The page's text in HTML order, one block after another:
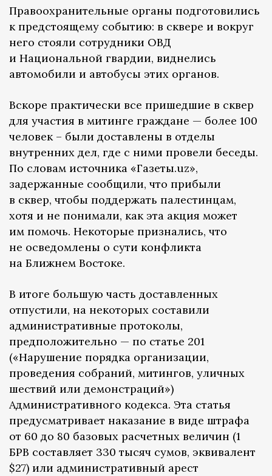
Правоохранительные органы подготовились
к предстоящему событию: в сквере и вокруг
него стояли сотрудники ОВД
и Национальной гвардии, виднелись
автомобили и автобусы этих органов.
Вскоре практически все пришедшие в сквер
для участия в митинге граждане — более 100
человек – были доставлены в отделы
внутренних дел, где с ними провели беседы.
По словам источника «Газеты.uz»,
задержанные сообщили, что прибыли
в сквер, чтобы поддержать палестинцам,
хотя и не понимали, как эта акция может
им помочь. Некоторые признались, что
не осведомлены о сути конфликта
на Ближнем Востоке.
В итоге большую часть доставленных
отпустили, на некоторых составили
административные протоколы,
предположительно — по статье 201
(«Нарушение порядка организации,
проведения собраний, митингов, уличных
шествий или демонстраций»)
Административного кодекса. Эта статья
предусматривает наказание в виде штрафа
от 60 до 80 базовых расчетных величин (1
БРВ составляет 330 тысяч сумов, эквивалент
$27) или административный арест